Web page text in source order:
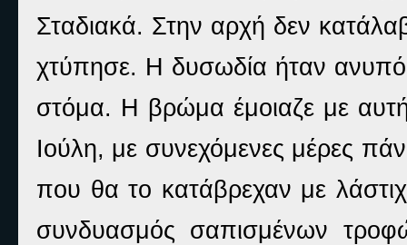
Σταδιακά. Στην αρχή δεν
χτύπησε. Η δυσωδία ήταν
στόμα. Η βρώμα έμοιαζε με
Ιούλη, με συνεχόμενες μέρες
που θα το κατάβρεχαν με
συνδυασμός σαπισμένων